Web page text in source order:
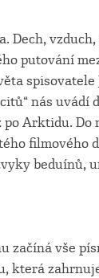
Dech,
putování
spisovatele
nás uvádí
po Arktidu. Do
filmového
beduínů,
začíná vše
která